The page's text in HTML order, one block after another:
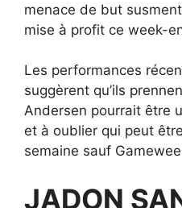
menace de but
mise à profit ce week-
Les performances
suggèrent qu’ils
Andersen pourrait être
et à oublier qui peut
semaine sauf
JADON